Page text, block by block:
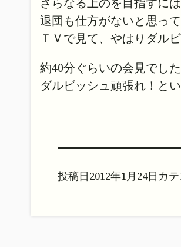
退団も仕方がないと思っ
ＴＶで見て、やはりダル
約40分ぐらいの会見でし
ダルビッシュ頑張れ！と
投稿日2012年1月24日 カ